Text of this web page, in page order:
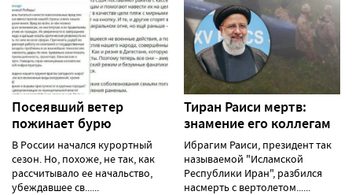
Посеявший ветер
пожинает бурю
В России начался курортный
сезон. Но, похоже, не так, как
рассчитывало ее начальство,
убеждавшее св......
Тиран Раиси мертв:
знамение его коллегам
Ибрагим Раиси, президент так
называемой "Исламской
Республики Иран", разбился
насмерть с вертолетом......